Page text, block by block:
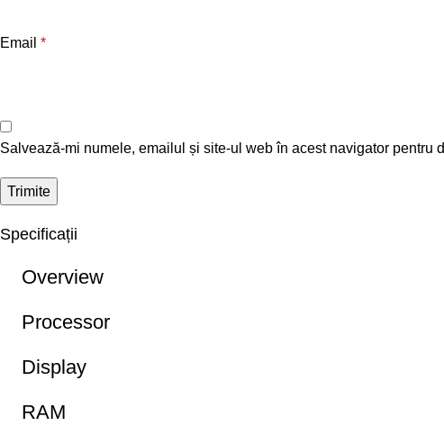
Email *
Salvează-mi numele, emailul și site-ul web în acest navigator pentru
Specificații
Overview
Processor
Display
RAM